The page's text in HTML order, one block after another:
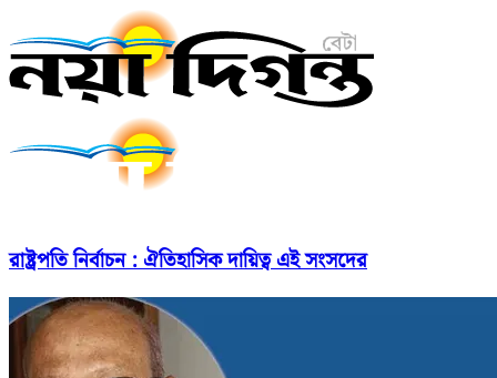
রাষ্ট্রপতি নির্বাচন : ঐতিহাসিক দায়িত্ব এই সংসদের